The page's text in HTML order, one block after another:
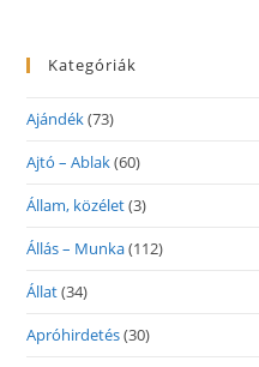
Kategóriák
Ajándék(73)
Ajtó – Ablak(60)
Állam, közélet(3)
Állás – Munka(112)
Állat(34)
Apróhirdetés(30)